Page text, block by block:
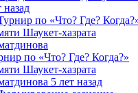
назад
по «Что? Где? Когда?»
Шаукет-хазрата
5 лет назад